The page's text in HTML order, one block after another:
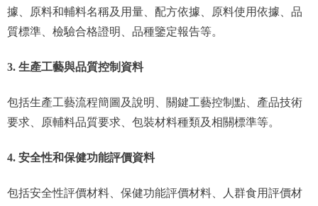
據、原料和輔料名稱及用量、配方依據、原料使用依據、品
質標準、檢驗合格證明、品種鑒定報告等。
3. 生產工藝與品質控制資料
包括生產工藝流程簡圖及說明、關鍵工藝控制點、產品技術
要求、原輔料品質要求、包裝材料種類及相關標準等。
4. 安全性和保健功能評價資料
包括安全性評價材料、保健功能評價材料、人群食用評價材